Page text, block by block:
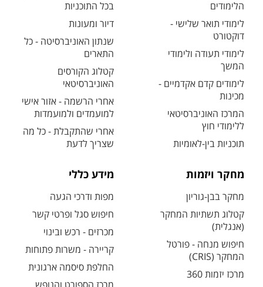
הלימודים
לימודי תואר שלישי -
דוקטורט
לימודי תעודה ולימודי
המשך
לימודים קדם אקדמיים -
מכינות
המרכז האוניברסיטאי
ללימודי חוץ
תוכניות בין-לאומיות
בכל התוכניות
דיור ומעונות
שנתון האוניברסיטה - כל
התארים
קטלוג הקורסים
האוניברסיטאי
אחרי הרשמה - אזור אישי
למועמדים ולמועמדות
אחרי שהתקבלת - כל מה
שצריך לדעת
מחקר ויזמות
מחקר בבן-גוריון
קטלוג תשתיות המחקר
(אנגלית)
חיפוש מנחה - פורטל
המחקר (CRIS)
מרכז יזמות 360
מידע כללי
מפות ודרכי הגעה
חיפוש סגל ופרטי קשר
מכרזים - רכש ובינוי
קריירה - משרות פתוחות
החלפת סיסמה ארגונית